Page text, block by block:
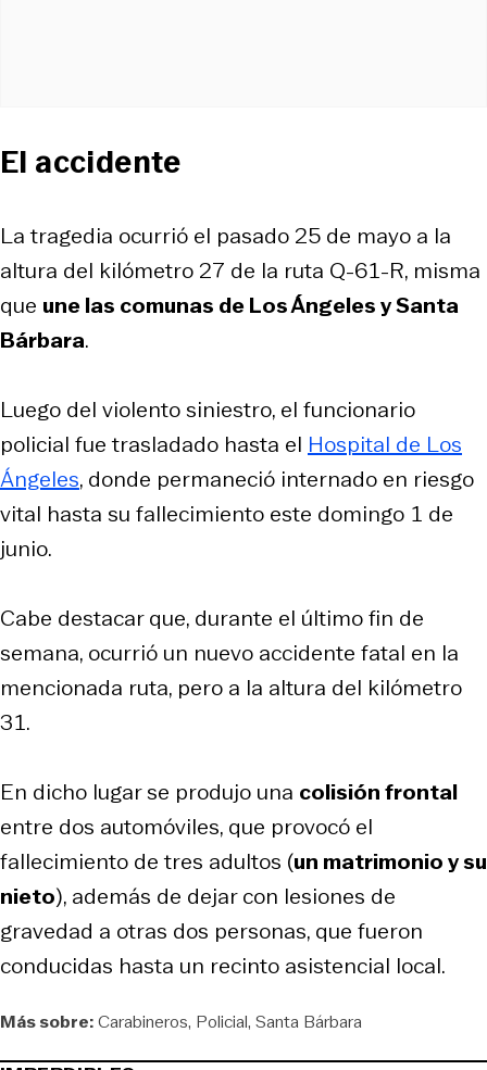
El accidente
La tragedia ocurrió el pasado 25 de mayo a la
altura del kilómetro 27 de la ruta Q-61-R, misma
que une las comunas de Los Ángeles y Santa
Bárbara.
Luego del violento siniestro, el funcionario
policial fue trasladado hasta el Hospital de Los
Ángeles, donde permaneció internado en riesgo
vital hasta su fallecimiento este domingo 1 de
junio.
Cabe destacar que, durante el último fin de
semana, ocurrió un nuevo accidente fatal en la
mencionada ruta, pero a la altura del kilómetro
31.
En dicho lugar se produjo una colisión frontal
entre dos automóviles, que provocó el
fallecimiento de tres adultos (un matrimonio y su
nieto), además de dejar con lesiones de
gravedad a otras dos personas, que fueron
conducidas hasta un recinto asistencial local.
Más sobre:Carabineros Policial Santa Bárbara